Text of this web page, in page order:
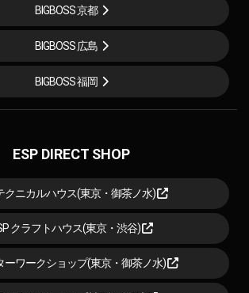
BIGBOSS 京都
BIGBOSS 広島
BIGBOSS 福岡
ESP DIRECT SHOP
クニカルハウス(東京・御茶ノ水)
クラフトハウス(東京・渋谷)
ーワークショップ(東京・御茶ノ水)